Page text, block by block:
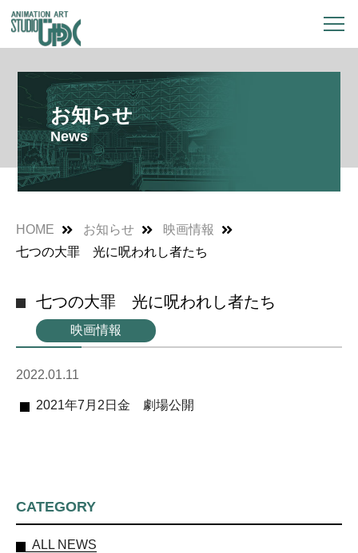
お知らせ
News
HOME お知らせ
映画情報
七つの大罪 光に呪われし者たち
七つの大罪 光に呪われし者たち
映画情報
2022.01.11
2021年7月2日金 劇場公開
CATEGORY
ALL NEWS